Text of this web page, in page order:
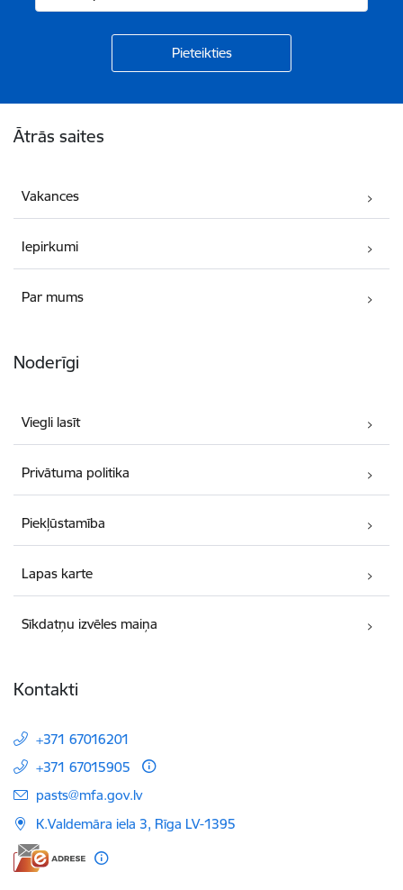
Ātrās saites
Vakances
Iepirkumi
Par mums
Noderīgi
Viegli lasīt
Privātuma politika
Piekļūstamība
Lapas karte
Sīkdatņu izvēles maiņa
Kontakti
+371 67016201
+371 67015905
E-pasts:
pasts@mfa.gov.lv
K.Valdemāra iela 3, Rīga LV-1395